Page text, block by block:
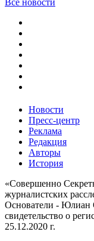
Все новости
Новости
Пресс-центр
Реклама
Редакция
Авторы
История
«Совершенно
журналистских
Основатели -
свидетельство о
25.12.2020 г.